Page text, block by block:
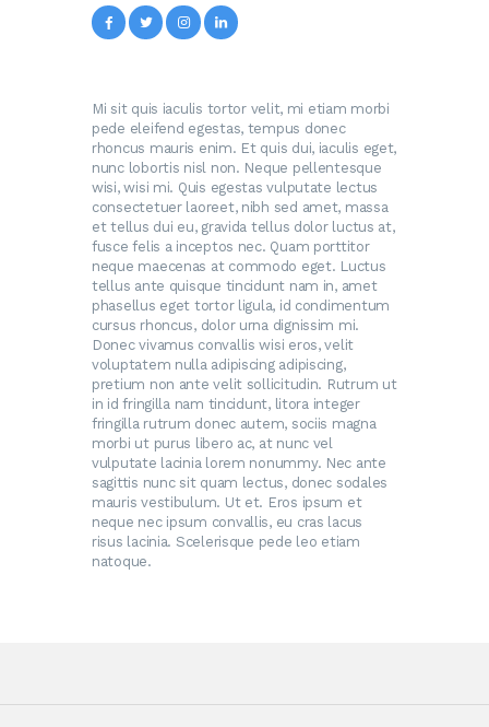
Mi sit quis iaculis tortor velit, mi etiam morbi
pede eleifend egestas, tempus donec
rhoncus mauris enim. Et quis dui, iaculis eget,
nunc lobortis nisl non. Neque pellentesque
wisi, wisi mi. Quis egestas vulputate lectus
consectetuer laoreet, nibh sed amet, massa
et tellus dui eu, gravida tellus dolor luctus at,
fusce felis a inceptos nec. Quam porttitor
neque maecenas at commodo eget. Luctus
tellus ante quisque tincidunt nam in, amet
phasellus eget tortor ligula, id condimentum
cursus rhoncus, dolor urna dignissim mi.
Donec vivamus convallis wisi eros, velit
voluptatem nulla adipiscing adipiscing,
pretium non ante velit sollicitudin. Rutrum ut
in id fringilla nam tincidunt, litora integer
fringilla rutrum donec autem, sociis magna
morbi ut purus libero ac, at nunc vel
vulputate lacinia lorem nonummy. Nec ante
sagittis nunc sit quam lectus, donec sodales
mauris vestibulum. Ut et. Eros ipsum et
neque nec ipsum convallis, eu cras lacus
risus lacinia. Scelerisque pede leo etiam
natoque.